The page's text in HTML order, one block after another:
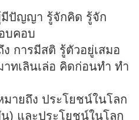
มีปัญญา รู้จักคิด รู้จัก
บคอบ
การมีสติ รู้ตัวอยู่เสมอ
าทเลินเล่อ คิดก่อนทำ ทำ
มายถึง ประโยชน์ในโลก
) และประโยชน์ในโลก